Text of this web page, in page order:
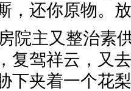
厮，还你原物
院主又整治素
复驾祥云，又
下夹着一个花